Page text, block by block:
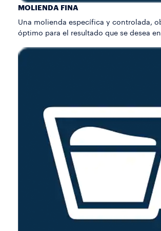
MOLIENDA FINA
Una molienda específica y controlada,
óptimo para el resultado que se desea